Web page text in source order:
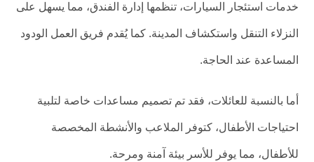
خدمات استئجار السيارات، تنظمها إدارة الفندق، مما يسهل على
النزلاء التنقل واستكشاف المدينة. كما يُقدم فريق العمل الودود
المساعدة عند الحاجة.
أما بالنسبة للعائلات، فقد تم تصميم مساعدات خاصة لتلبية
احتياجات الأطفال، كتوفر الملاعب والأنشطة المخصصة
للأطفال، مما يوفر للأسر بيئة آمنة ومرحة.